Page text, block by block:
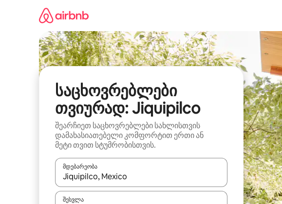
საცხოვრებლები
თვიურად: Jiquipilco
შეარჩიეთ საცხოვრებლები სახლისთვის
დამახასიათებელი კომფორტით ერთი ან
მეტი თვით სტუმრობისთვის.
მდებარეობა
როცა შედეგები ხელმისაწვდომი გახდება, ნავიგაციისთვის
შესვლა